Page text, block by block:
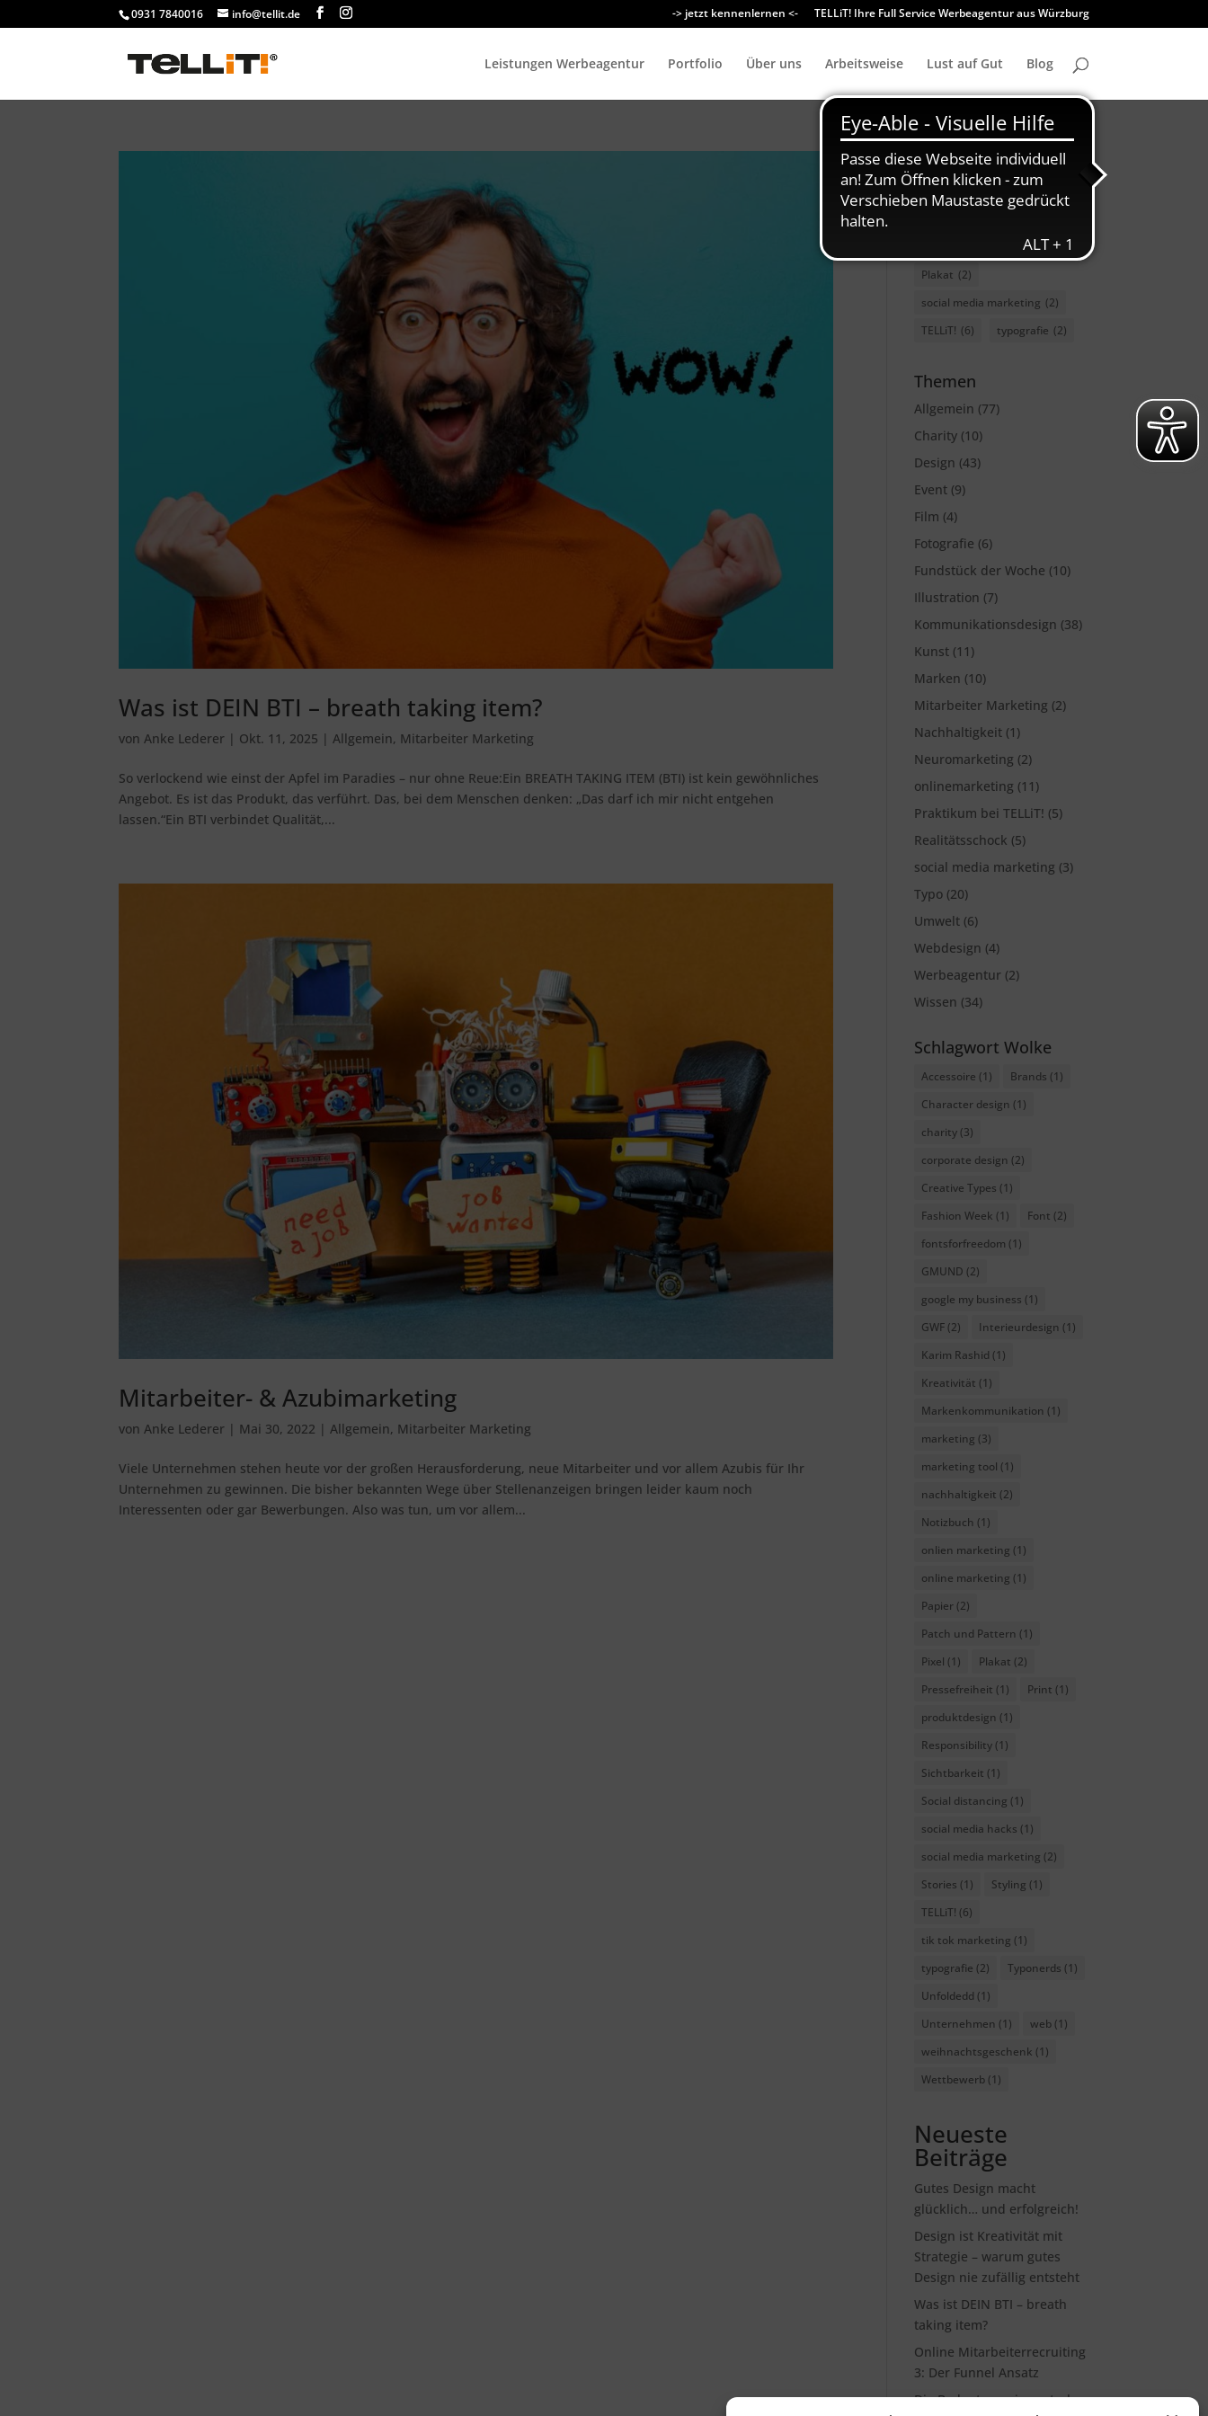
0931 7840016 info@tellit.de -> jetzt kennenlernen <- TELLiT! Ihre Full Service Werbeagentur aus Würzburg
Leistungen Werbeagentur Portfolio Über uns Arbeitsweise Lust auf Gut Blog
Was ist DEIN BTI – breath taking item?
von Anke Lederer | Okt. 11, 2025 | Allgemein, Mitarbeiter Marketing
So verlockend wie einst der Apfel im Paradies – nur ohne Reue:Ein BREATH TAKING ITEM (BTI) ist kein gewöhnliches
Angebot. Es ist das Produkt, das verführt. Das, bei dem Menschen denken: „Das darf ich mir nicht entgehen
lassen.“Ein BTI verbindet Qualität,...
Mitarbeiter- & Azubimarketing
von Anke Lederer | Mai 30, 2022 | Allgemein, Mitarbeiter Marketing
Viele Unternehmen stehen heute vor der großen Herausforderung, neue Mitarbeiter und vor allem Azubis für Ihr
Unternehmen zu gewinnen. Die bisher bekannten Wege über Stellenanzeigen bringen leider kaum noch
Interessenten oder gar Bewerbungen. Also was tun, um vor allem...
charity (3) Font (2)
(2)
Plakat (2)
social media marketing (2)
TELLiT! (6) typografie (2)
Themen
Allgemein (77)
Charity(10)
Design (43)
Event(9)
Film (4)
Fotografie (6)
Fundstück der Woche (10)
Illustration (7)
Kommunikationsdesign (38)
Kunst(11)
Marken (10)
Mitarbeiter Marketing (2)
Nachhaltigkeit(1)
Neuromarketing (2)
onlinemarketing (11)
Praktikum bei TELLiT! (5)
Realitätsschock (5)
social media marketing (3)
Typo(20)
Umwelt(6)
Webdesign (4)
Werbeagentur(2)
Wissen (34)
Schlagwort Wolke
Accessoire (1) Brands (1)
Character design (1)
charity(3)
corporate design (2)
Creative Types (1)
Fashion Week (1) Font (2)
fontsforfreedom (1)
GMUND (2)
google my business (1)
GWF(2) Interieurdesign (1)
Karim Rashid (1)
Kreativität (1)
Markenkommunikation (1)
marketing (3)
marketing tool (1)
nachhaltigkeit (2)
Notizbuch (1)
onlien marketing (1)
online marketing (1)
Papier(2)
Patch und Pattern (1)
Pixel (1) Plakat (2)
Pressefreiheit (1) Print (1)
produktdesign (1)
Responsibility(1)
Sichtbarkeit (1)
Social distancing (1)
social media hacks (1)
social media marketing (2)
Stories (1) Styling (1)
TELLiT! (6)
tik tok marketing (1)
typografie (2) Typonerds (1)
Unfoldedd (1)
Unternehmen (1) web(1)
weihnachtsgeschenk (1)
Wettbewerb(1)
Neueste
Beiträge
Gutes Design macht
glücklich… und erfolgreich!
Design ist Kreativität mit
Strategie – warum gutes
Design nie zufällig entsteht
Was ist DEIN BTI – breath
taking item?
Online Mitarbeiterrecruiting
3: Der Funnel Ansatz
Die Bedeutung eines starken